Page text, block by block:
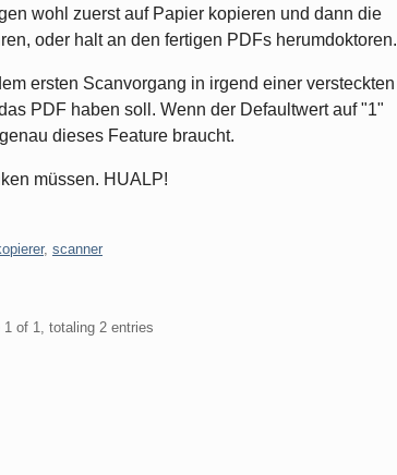
wohl zuerst auf Papier kopieren und dann die
oder halt an den fertigen PDFs herumdoktoren.
ersten Scanvorgang in irgend einer versteckten
PDF haben soll. Wenn der Defaultwert auf "1"
dieses Feature braucht.
müssen. HUALP!
, scanner
1 of 1, totaling 2 entries